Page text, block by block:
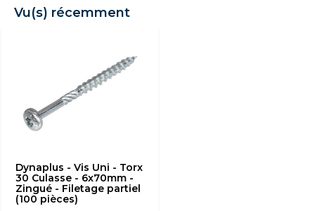
Vu(s) récemment
Dynaplus - Vis Uni - Torx
30 Culasse - 6x70mm -
Zingué - Filetage partiel
(100 pièces)